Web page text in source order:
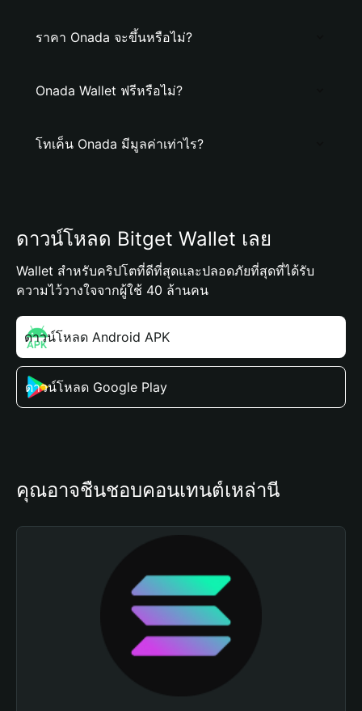
ราคา Onada จะขึ้นหรือไม่?
Onada Wallet ฟรีหรือไม่?
โทเค็น Onada มีมูลค่าเท่าไร?
ดาวน์โหลด Bitget Wallet เลย
Wallet สำหรับคริปโตที่ดีที่สุดและปลอดภัยที่สุดที่ได้รับ
ความไว้วางใจจากผู้ใช้ 40 ล้านคน
ดาวน์โหลด Android APK
ดาวน์โหลด Google Play
คุณอาจชื่นชอบคอนเทนต์เหล่านี้